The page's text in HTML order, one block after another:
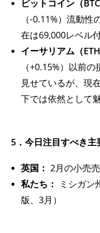
ビットコイン（
（-0.11%）流動
在は69,000レベル
イーサリアム（
（+0.15%）以前
見せているが、現
下では依然として
5．今日注目すべき主
英国： 2月の小売
私たち：
ミシガン
版、3月）